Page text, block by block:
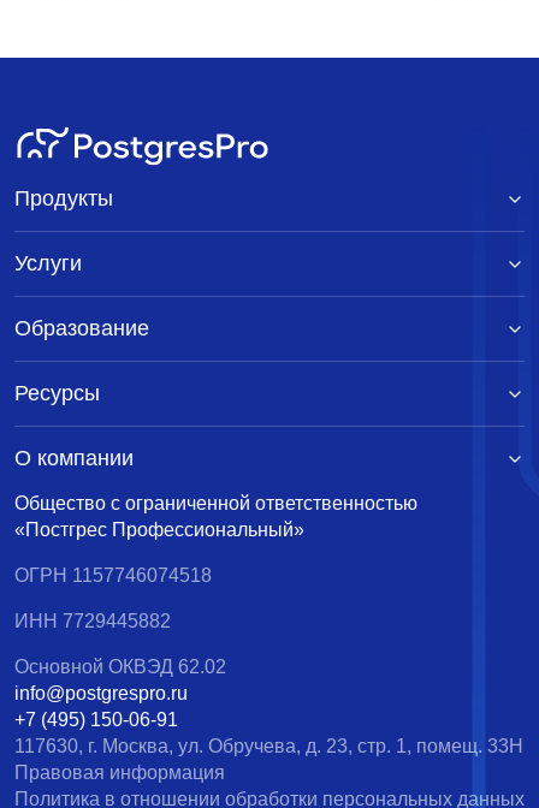
Общество с ограниченной ответственностью
«Постгрес Профессиональный»
ОГРН 1157746074518
ИНН 7729445882
Основной ОКВЭД 62.02
info@postgrespro.ru
+7 (495) 150-06-91
117630, г. Москва, ул. Обручева, д. 23, стр. 1, помещ. 33Н
Правовая информация
Политика в отношении обработки персональных данных
Продукты
Услуги
Образование
Ресурсы
О компании